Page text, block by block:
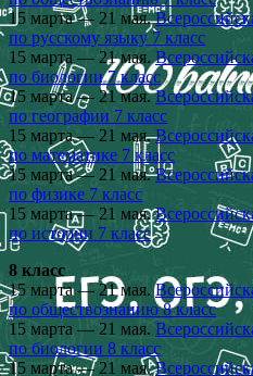
15 марта — 21 мая.
по русскому языку 7 класс
15 марта — 21 мая.
по биологии 7 класс
15 марта — 21 мая.
по географии 7 класс
15 марта — 21 мая.
по математике 7 класс
15 марта — 21 мая.
по физике 7 класс
15 марта — 21 мая.
по истории 7 класс
8 класс
15 марта — 21 мая.
по обществознанию 8 класс
15 марта — 21 мая.
по биологии 8 класс
15 марта — 21 мая.